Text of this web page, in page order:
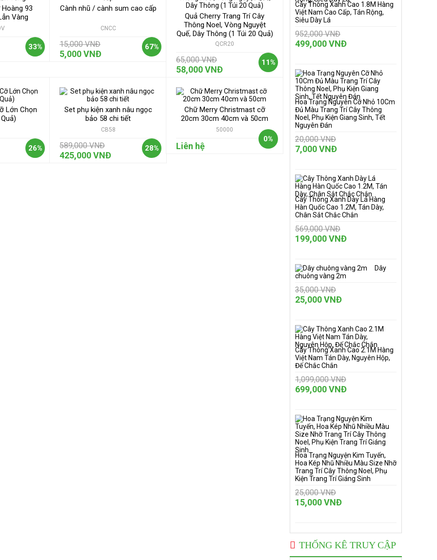
Cây Thông Xanh Cao 1.8M Hàng
Việt Nam Cao Cấp, Tán Rộng,
Siêu Dày Lá
952,000 VNĐ
499,000 VNĐ
Hoa Trạng Nguyên Cỡ Nhỏ 10Cm
Đủ Màu Trang Trí Cây Thông
Noel, Phụ Kiện Giang Sinh, Tết
Nguyên Đán
20,000 VNĐ
7,000 VNĐ
Cây Thông Xanh Dày Lá Hàng
Hàn Quốc Cao 1.2M, Tán Dày,
Chân Sắt Chắc Chắn
569,000 VNĐ
199,000 VNĐ
Dây
chuông vàng 2m
35,000 VNĐ
25,000 VNĐ
Cây Thông Xanh Cao 2.1M Hàng
Việt Nam Tán Dày, Nguyên Hộp,
Đế Chắc Chắn
1,099,000 VNĐ
699,000 VNĐ
Hoa Trạng Nguyện Kim Tuyến,
Hoa Kép Nhũ Nhiều Màu Size Nhỡ
Trang Trí Cây Thông Noel, Phụ
Kiện Trang Trí Giáng Sinh
25,000 VNĐ
15,000 VNĐ
THỐNG KÊ TRUY CẬP
33%
93
Vàng
67%
Cành nhũ / cành sum cao cấp
CNCC
15,000 VNĐ
5,000 VNĐ
11%
Quả Cherry Trang Trí Cây
Thông Noel, Vòng Nguyệt
Quế, Dây Thông (1 Túi 20 Quả)
QCR20
65,000 VNĐ
58,000 VNĐ
26%
Lớn Chọn
28%
Set phụ kiện xanh nâu ngọc
bảo 58 chi tiết
CB58
589,000 VNĐ
425,000 VNĐ
0%
Chữ Merry Christmast cỡ
20cm 30cm 40cm và 50cm
50000
Liên hệ